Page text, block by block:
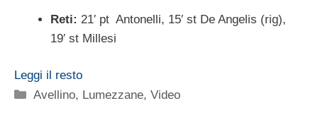
Reti: 21′ pt Antonelli, 15′ st De Angelis (rig),
19′ st Millesi
Leggi il resto
Categorie
Avellino, Lumezzane,Video